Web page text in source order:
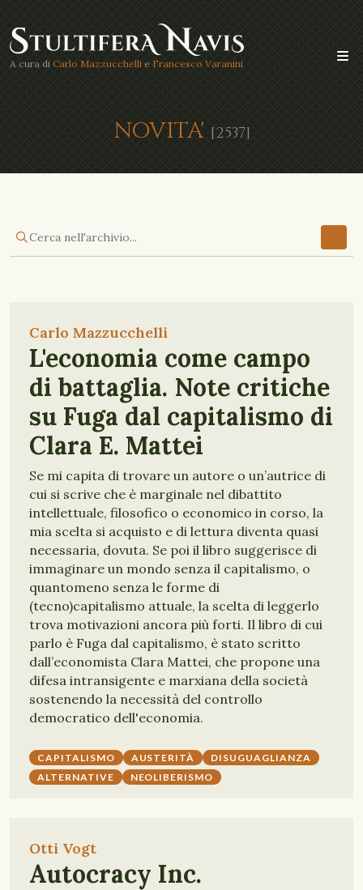
A cura di Carlo Mazzucchelli e Francesco Varanini
NOVITA' [2537]
Carlo Mazzucchelli
L'economia come campo
di battaglia. Note critiche
su Fuga dal capitalismo di
Clara E. Mattei
Se mi capita di trovare un autore o un’autrice di
cui si scrive che è marginale nel dibattito
intellettuale, filosofico o economico in corso, la
mia scelta si acquisto e di lettura diventa quasi
necessaria, dovuta. Se poi il libro suggerisce di
immaginare un mondo senza il capitalismo, o
quantomeno senza le forme di
(tecno)capitalismo attuale, la scelta di leggerlo
trova motivazioni ancora più forti. Il libro di cui
parlo è Fuga dal capitalismo, è stato scritto
dall’economista Clara Mattei, che propone una
difesa intransigente e marxiana della società
sostenendo la necessità del controllo
democratico dell'economia.
CAPITALISMO AUSTERITÀ
DISUGUAGLIANZA
ALTERNATIVE
NEOLIBERISMO
Otti Vogt
Autocracy Inc.